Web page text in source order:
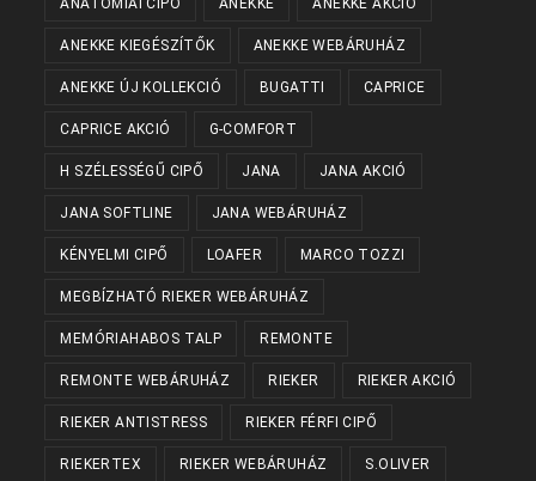
ANATÓMIAI CIPŐ ANEKKE ANEKKE AKCIÓ
ANEKKE KIEGÉSZÍTŐK ANEKKE WEBÁRUHÁZ
ANEKKE ÚJ KOLLEKCIÓ BUGATTI CAPRICE
CAPRICE AKCIÓ G-COMFORT
H SZÉLESSÉGŰ CIPŐ JANA JANA AKCIÓ
JANA SOFTLINE JANA WEBÁRUHÁZ
KÉNYELMI CIPŐ LOAFER MARCO TOZZI
MEGBÍZHATÓ RIEKER WEBÁRUHÁZ
MEMÓRIAHABOS TALP REMONTE
REMONTE WEBÁRUHÁZ RIEKER RIEKER AKCIÓ
RIEKER ANTISTRESS RIEKER FÉRFI CIPŐ
RIEKERTEX RIEKER WEBÁRUHÁZ S.OLIVER